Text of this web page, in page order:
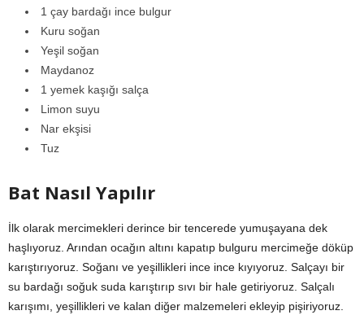
1 çay bardağı ince bulgur
Kuru soğan
Yeşil soğan
Maydanoz
1 yemek kaşığı salça
Limon suyu
Nar ekşisi
Tuz
Bat Nasıl Yapılır
İlk olarak mercimekleri derince bir tencerede yumuşayana dek
haşlıyoruz. Arından ocağın altını kapatıp bulguru mercimeğe döküp
karıştırıyoruz. Soğanı ve yeşillikleri ince ince kıyıyoruz. Salçayı bir
su bardağı soğuk suda karıştırıp sıvı bir hale getiriyoruz. Salçalı
karışımı, yeşillikleri ve kalan diğer malzemeleri ekleyip pişiriyoruz.